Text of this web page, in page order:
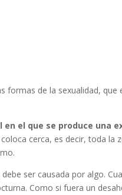
formas de la sexualidad,
el que se produce una
cerca, es decir, toda la
ser causada por algo.
Como si fuera un